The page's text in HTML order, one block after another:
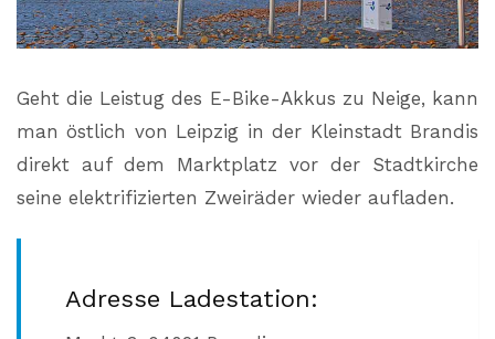
Geht die Leistug des E-Bike-Akkus zu Neige, kann
man östlich von Leipzig in der Kleinstadt Brandis
direkt auf dem Marktplatz vor der Stadtkirche
seine elektrifizierten Zweiräder wieder aufladen.
Adresse Ladestation: